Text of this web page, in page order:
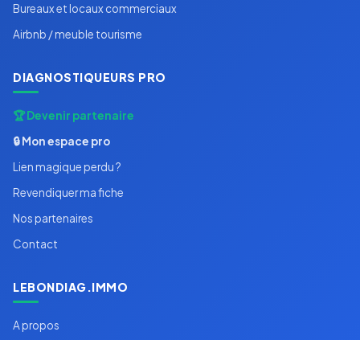
Bureaux et locaux commerciaux
Airbnb / meuble tourisme
DIAGNOSTIQUEURS PRO
🏆 Devenir partenaire
🔒 Mon espace pro
Lien magique perdu ?
Revendiquer ma fiche
Nos partenaires
Contact
LEBONDIAG.IMMO
A propos